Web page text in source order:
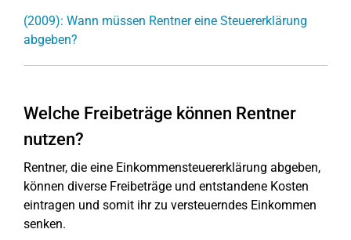
(2009): Wann müssen Rentner eine Steuererklärung
abgeben?
Welche Freibeträge können Rentner
nutzen?
Rentner, die eine Einkommensteuererklärung abgeben,
können diverse Freibeträge und entstandene Kosten
eintragen und somit ihr zu versteuerndes Einkommen
senken.